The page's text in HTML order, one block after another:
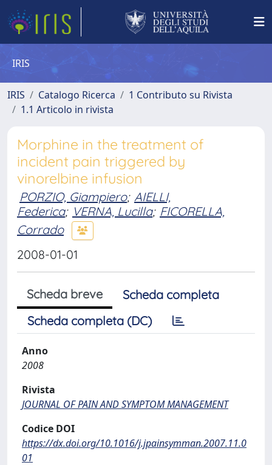
IRIS
IRIS Catalogo Ricerca
1 Contributo su Rivista
1.1 Articolo in rivista
Morphine in the treatment of
incident pain triggered by
vinorelbine infusion
PORZIO, Giampiero; AIELLI,
Federica; VERNA, Lucilla; FICORELLA,
Corrado
2008-01-01
Scheda breve
Scheda completa
Scheda completa (DC)
Anno
2008
Rivista
JOURNAL OF PAIN AND SYMPTOM MANAGEMENT
Codice DOI
https://dx.doi.org/10.1016/j.jpainsymman.2007.11.0
01